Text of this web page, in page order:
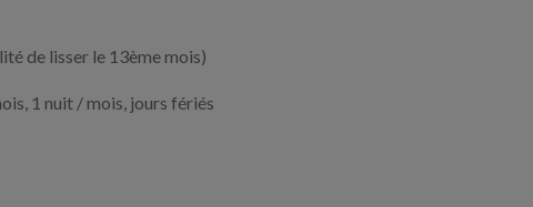
de lisser le 13ème mois)
1 nuit / mois, jours fériés